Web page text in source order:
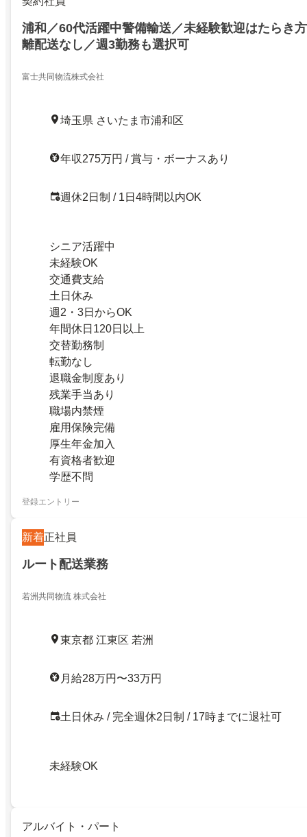
浦和／60代活躍中警備輸送／未経験歓迎はたらき
離配送なし／週3勤務も選択可
富士共同物流株式会社
埼玉県 さいたま市浦和区
年収275万円 / 賞与・ボーナスあり
週休2日制 / 1日4時間以内OK
シニア活躍中
未経験OK
交通費支給
土日休み
週2・3日からOK
年間休日120日以上
交替勤務制
転勤なし
退職金制度あり
残業手当あり
職場内禁煙
雇用保険完備
厚生年金加入
有資格者歓迎
学歴不問
登録エントリー
新着正社員
ルート配送業務
若洲共同物流 株式会社
東京都 江東区 若洲
月給28万円〜33万円
土日休み / 完全週休2日制 / 17時までに退社可
未経験OK
アルバイト・パート